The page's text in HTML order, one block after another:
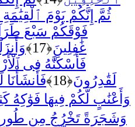
ثُمَّ إِنَّكُمْ يَوْمَ ٱلْقِيَٰمَةِ
فَوْقَكُمْ سَبْعَ
غَٰفِلِينَ﴿17﴾
فَأَسْكَنَّٰهُ فِى
لَقَٰدِرُونَ﴿18﴾
وَأَعْنَٰبٍ لَّكُمْ فِيهَا فَوَٰكِهُ
وَشَجَرَةً تَخْرُجُ مِن طُورِ